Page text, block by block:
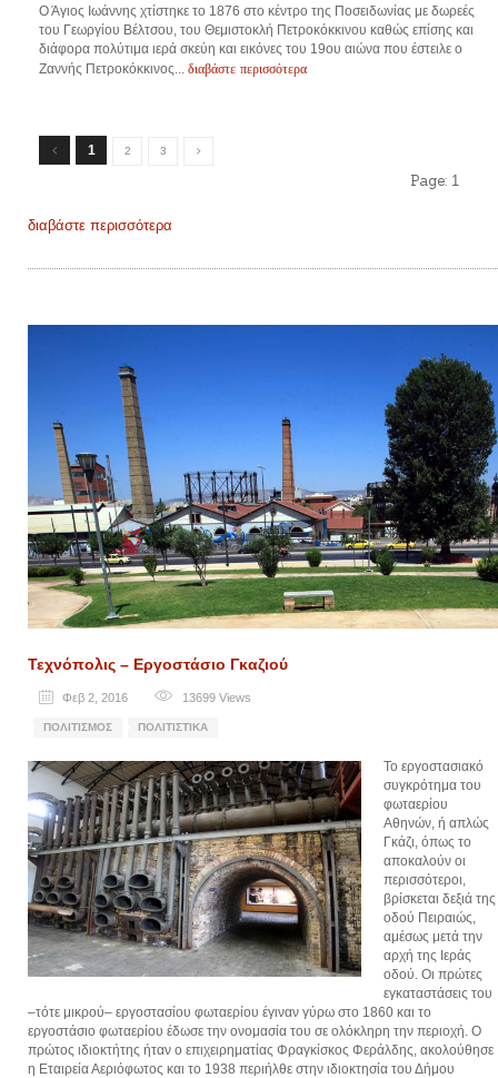
Ο Άγιος Ιωάννης χτίστηκε το 1876 στο κέντρο της Ποσειδωνίας με δωρεές
του Γεωργίου Βέλτσου, του Θεμιστοκλή Πετροκόκκινου καθώς επίσης και
διάφορα πολύτιμα ιερά σκεύη και εικόνες του 19ου αιώνα που έστειλε ο
Ζαννής Πετροκόκκινος... διαβάστε περισσότερα
1 2 3
Page: 1
διαβάστε περισσότερα
Τεχνόπολις – Εργοστάσιο Γκαζιού
Φεβ 2, 2016 13699 Views
ΠΟΛΙΤΙΣΜΌΣ ΠΟΛΙΤΙΣΤΙΚΆ
Το εργοστασιακό
συγκρότημα του
φωταερίου
Αθηνών, ή απλώς
Γκάζι, όπως το
αποκαλούν οι
περισσότεροι,
βρίσκεται δεξιά της
οδού Πειραιώς,
αμέσως μετά την
αρχή της Ιεράς
οδού. Οι πρώτες
εγκαταστάσεις του
–τότε μικρού– εργοστασίου φωταερίου έγιναν γύρω στο 1860 και το
εργοστάσιο φωταερίου έδωσε την ονομασία του σε ολόκληρη την περιοχή. Ο
πρώτος ιδιοκτήτης ήταν ο επιχειρηματίας Φραγκίσκος Φεράλδης, ακολούθησε
η Εταιρεία Αεριόφωτος και το 1938 περιήλθε στην ιδιοκτησία του Δήμου